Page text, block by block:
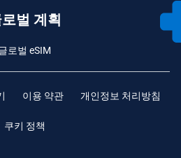
벌 계획
로벌 eSIM
이용 약관 개인정보 처리방침
쿠키 정책